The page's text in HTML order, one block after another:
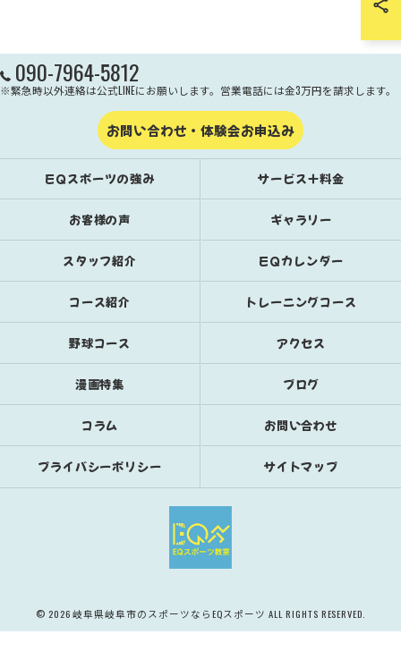
090-7964-5812
※緊急時以外連絡は公式LINEにお願いします。営業電話には金3万円を請求します。
お問い合わせ・体験会お申込み
EQスポーツの強み サービス＋料金
お客様の声 ギャラリー
スタッフ紹介 EQカレンダー
コース紹介 トレーニングコース
野球コース アクセス
漫画特集 ブログ
コラム お問い合わせ
プライバシーポリシー サイトマップ
© 2026 岐阜県岐阜市のスポーツならEQスポーツ ALL RIGHTS RESERVED.